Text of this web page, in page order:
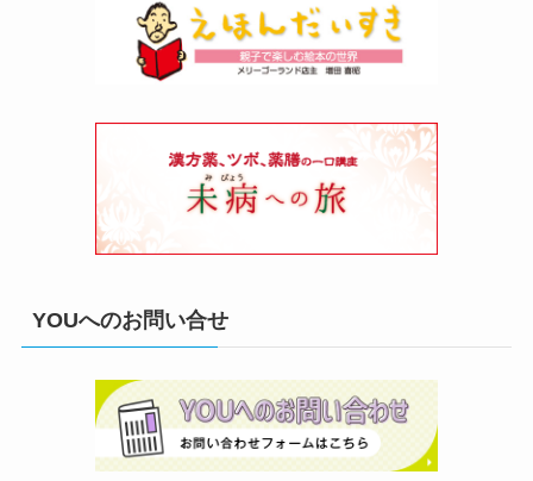
YOUへのお問い合せ